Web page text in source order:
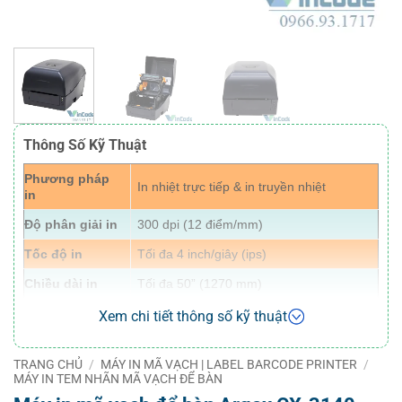
Thông Số Kỹ Thuật
Phương pháp
in
In nhiệt trực tiếp & in truyền nhiệt
Độ phân giải in 300 dpi (12 điểm/mm)
Tốc độ in Tối đa 4 inch/giây (ips)
Chiều dài in Tối đa 50” (1270 mm)
Chiều rộng in Tối đa 4.16” (105.7 mm)
Loại CPU Vi xử lý RISC 32 bit
Xem chi tiết thông số kỹ thuật
TRANG CHỦ / MÁY IN MÃ VẠCH | LABEL BARCODE PRINTER /
MÁY IN TEM NHÃN MÃ VẠCH ĐỂ BÀN